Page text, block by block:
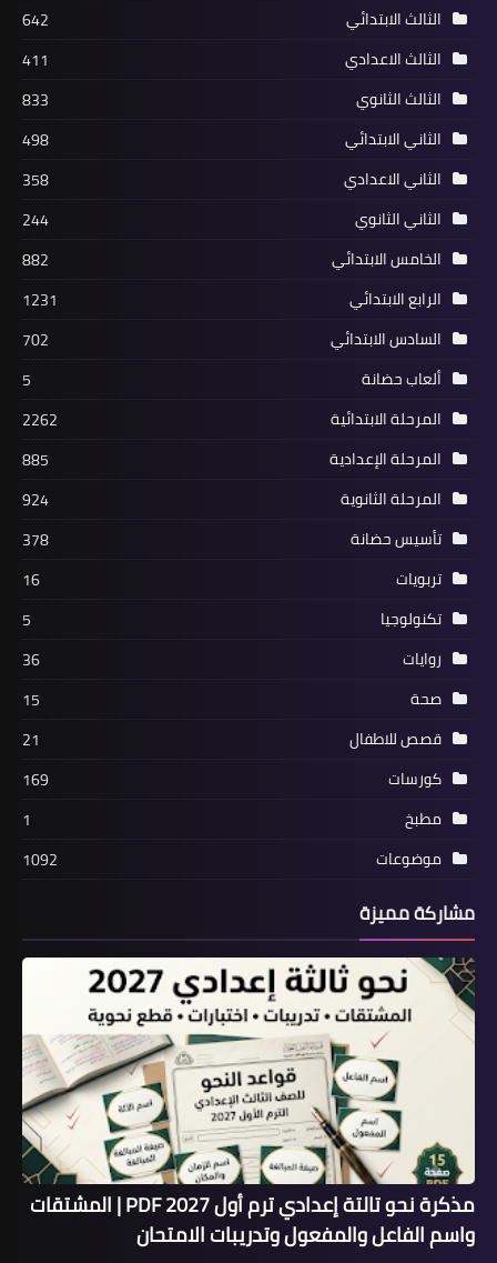
الثالث الابتدائي
642
الثالث الاعدادي
411
الثالث الثانوي
833
الثاني الابتدائي
498
الثاني الاعدادي
358
الثاني الثانوي
244
الخامس الابتدائي
882
الرابع الابتدائي
1231
السادس الابتدائي
702
ألعاب حضانة
5
المرحلة الابتدائية
2262
المرحلة الإعدادية
885
المرحلة الثانوية
924
تأسيس حضانة
378
تربويات
16
تكنولوجيا
5
روايات
36
صحة
15
قصص للاطفال
21
كورسات
169
مطبخ
1
موضوعات
1092
مشاركة مميزة
مذكرة نحو تالتة إعدادي ترم أول 2027 PDF | المشتقات
واسم الفاعل والمفعول وتدريبات الامتحان